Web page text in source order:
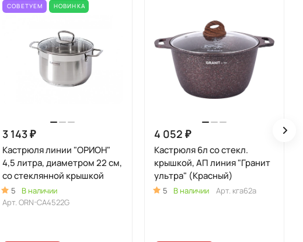
СОВЕТУЕМ НОВИНКА
3 143 ₽
Кастрюля линии "ОРИОН"
4,5 литра, диаметром 22 см,
со стеклянной крышкой
5
В наличии
Арт. ORN-CA4522G
4 052 ₽
Кастрюля 6л со стекл.
крышкой, АП линия "Гранит
ультра" (Красный)
5 В наличии Арт. кга62а